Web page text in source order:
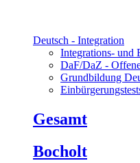
Deutsch - Integration
Integrations- und
DaF/DaZ -
Grundbildung
Gesamt
Bocholt